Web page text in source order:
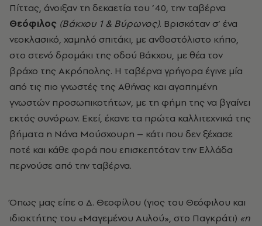
Πίττας, άνοιξαν τη δεκαετία του ’40, την ταβέρνα
Θεόφιλος (Βάκχου 1 & Βύρωνος). Βρισκόταν σ’ ένα
νεοκλασικό, χαμηλό σπιτάκι, με ανθοστόλιστο κήπο,
στο στενό δρομάκι της οδού Βάκχου, με θέα τον
βράχο της Ακρόπολης. Η ταβέρνα γρήγορα έγινε μία
από τις πιο γνωστές της Αθήνας και αγαπημένη
γνωστών προσωπικοτήτων, με τη φήμη της να βγαίνει
εκτός συνόρων. Εκεί, έκανε τα πρώτα καλλιτεχνικά της
βήματα η Νάνα Μούσχουρη – κάτι που δεν ξέχασε
ποτέ και κάθε φορά που επισκεπτόταν την Ελλάδα
περνούσε από την ταβέρνα.
Όπως μας είπε ο Δ. Θεοφίλου (γιος του Θεόφιλου και
ιδιοκτήτης του «Μαγεμένου Αυλού», στο Παγκράτι) «η